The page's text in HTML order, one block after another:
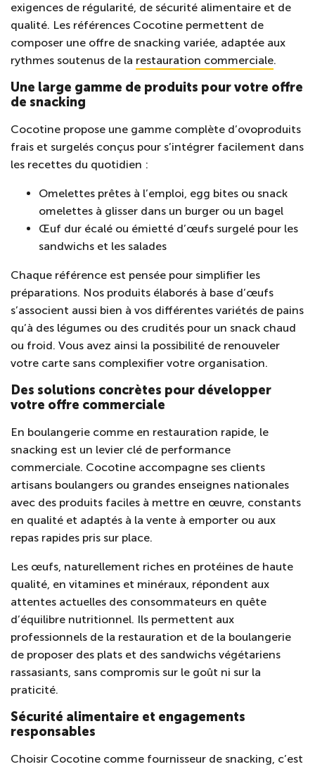
exigences de régularité, de sécurité alimentaire et de
qualité. Les références Cocotine permettent de
composer une offre de snacking variée, adaptée aux
rythmes soutenus de la restauration commerciale.
Une large gamme de produits pour votre offre
de snacking
Cocotine propose une gamme complète d’ovoproduits
frais et surgelés conçus pour s’intégrer facilement dans
les recettes du quotidien :
Omelettes prêtes à l’emploi, egg bites ou snack
omelettes à glisser dans un burger ou un bagel
Œuf dur écalé ou émietté d’œufs surgelé pour les
sandwichs et les salades
Chaque référence est pensée pour simplifier les
préparations. Nos produits élaborés à base d’œufs
s’associent aussi bien à vos différentes variétés de pains
qu’à des légumes ou des crudités pour un snack chaud
ou froid. Vous avez ainsi la possibilité de renouveler
votre carte sans complexifier votre organisation.
Des solutions concrètes pour développer
votre offre commerciale
En boulangerie comme en restauration rapide, le
snacking est un levier clé de performance
commerciale. Cocotine accompagne ses clients
artisans boulangers ou grandes enseignes nationales
avec des produits faciles à mettre en œuvre, constants
en qualité et adaptés à la vente à emporter ou aux
repas rapides pris sur place.
Les œufs, naturellement riches en protéines de haute
qualité, en vitamines et minéraux, répondent aux
attentes actuelles des consommateurs en quête
d’équilibre nutritionnel. Ils permettent aux
professionnels de la restauration et de la boulangerie
de proposer des plats et des sandwichs végétariens
rassasiants, sans compromis sur le goût ni sur la
praticité.
Sécurité alimentaire et engagements
responsables
Choisir Cocotine comme fournisseur de snacking, c’est